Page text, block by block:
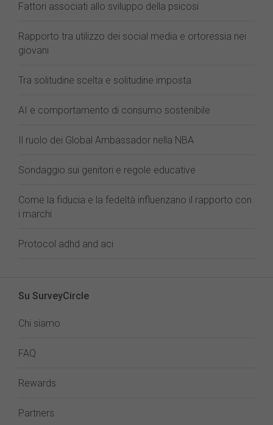
Fattori associati allo sviluppo della psicosi
Rapporto tra utilizzo dei social media e ortoressia nei
giovani
Tra solitudine scelta e solitudine imposta
AI e comportamento di consumo sostenibile
Il ruolo dei Global Ambassador nella NBA
Sondaggio sui genitori e regole educative
Come la fiducia e la fedeltà influenzano il rapporto con
i marchi
Protocol adhd and aci
Su SurveyCircle
Chi siamo
FAQ
Rewards
Partners